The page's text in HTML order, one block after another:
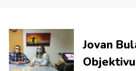
Jovan